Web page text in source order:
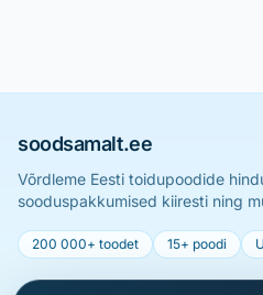
soodsamalt.ee
Võrdleme Eesti toidupoodide
sooduspakkumised kiiresti ning
200 000+ toodet 15+ poodi